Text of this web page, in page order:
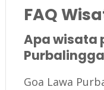
FAQ
Apa wisata
Goa Lawa